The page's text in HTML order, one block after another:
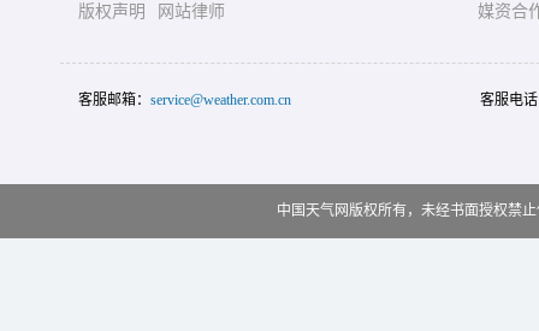
版权声明
网站律师
媒资合
客服邮箱： service@weather.com.cn 客服电
中国天气网版权所有，未经书面授权